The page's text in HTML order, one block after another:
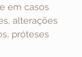
em casos
alterações
próteses